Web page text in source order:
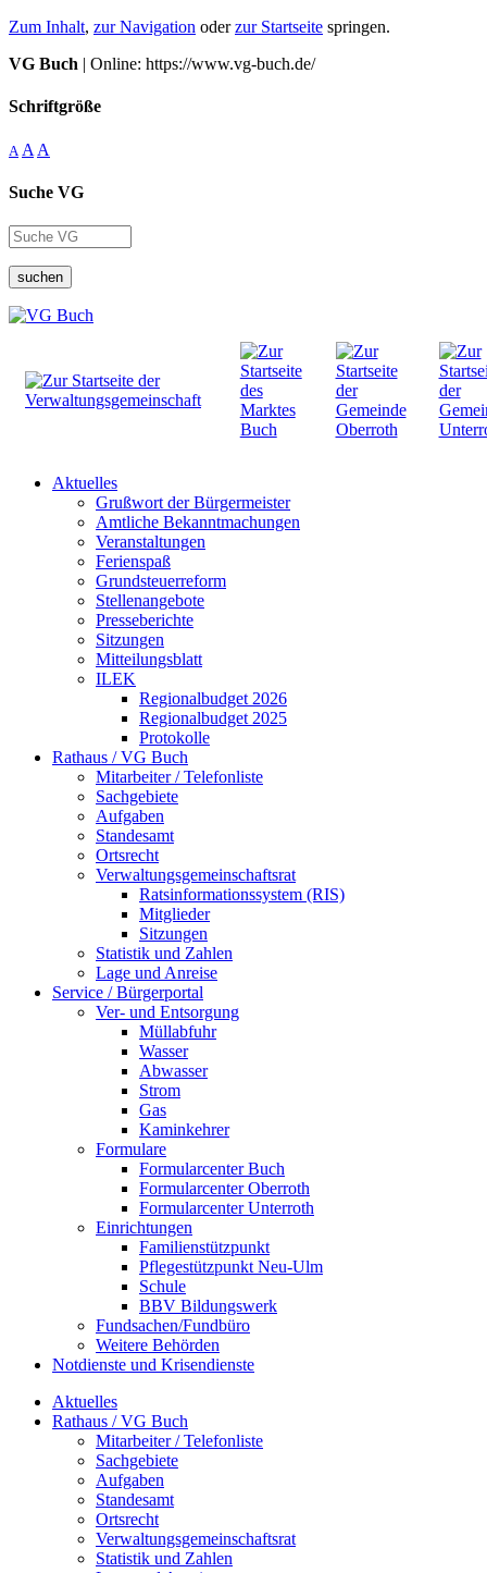
Zum Inhalt, zur Navigation oderzur Startseite springen.
VG Buch | Online: https://www.vg-buch.de/
Schriftgröße
A A A
Suche VG
suchen
Aktuelles
Grußwort der Bürgermeister
Amtliche Bekanntmachungen
Veranstaltungen
Ferienspaß
Grundsteuerreform
Stellenangebote
Presseberichte
Sitzungen
Mitteilungsblatt
ILEK
Regionalbudget 2026
Regionalbudget 2025
Protokolle
Rathaus / VG Buch
Mitarbeiter / Telefonliste
Sachgebiete
Aufgaben
Standesamt
Ortsrecht
Verwaltungsgemeinschaftsrat
Ratsinformationssystem (RIS)
Mitglieder
Sitzungen
Statistik und Zahlen
Lage und Anreise
Service / Bürgerportal
Ver- und Entsorgung
Müllabfuhr
Wasser
Abwasser
Strom
Gas
Kaminkehrer
Formulare
Formularcenter Buch
Formularcenter Oberroth
Formularcenter Unterroth
Einrichtungen
Familienstützpunkt
Pflegestützpunkt Neu-Ulm
Schule
BBV Bildungswerk
Fundsachen/Fundbüro
Weitere Behörden
Notdienste und Krisendienste
Aktuelles
Rathaus / VG Buch
Mitarbeiter / Telefonliste
Sachgebiete
Aufgaben
Standesamt
Ortsrecht
Verwaltungsgemeinschaftsrat
Statistik und Zahlen